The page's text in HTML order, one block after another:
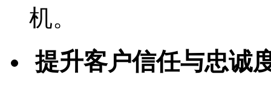
机。
提升客户信任与忠诚